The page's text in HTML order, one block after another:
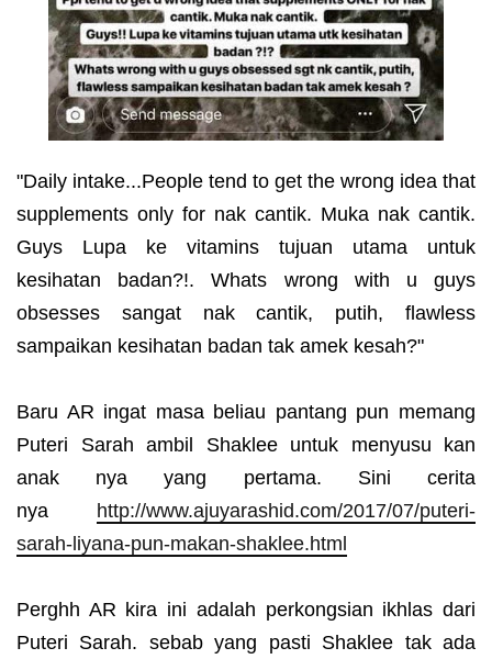
"Daily intake...People tend to get the wrong idea that
supplements only for nak cantik. Muka nak cantik.
Guys Lupa ke vitamins tujuan utama untuk
kesihatan badan?!. Whats wrong with u guys
obsesses sangat nak cantik, putih, flawless
sampaikan kesihatan badan tak amek kesah?"
Baru AR ingat masa beliau pantang pun memang
Puteri Sarah ambil Shaklee untuk menyusu kan
anak nya yang pertama. Sini cerita
nya http://www.ajuyarashid.com/2017/07/puteri-
sarah-liyana-pun-makan-shaklee.html
Perghh AR kira ini adalah perkongsian ikhlas dari
Puteri Sarah. sebab yang pasti Shaklee tak ada